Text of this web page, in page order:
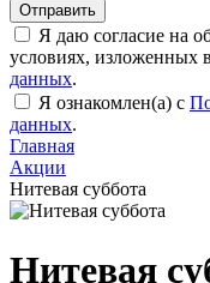
Отправить
Я даю согласие на
условиях, изложенных в
данных.
Я ознакомлен(а) с
данных.
Главная
Акции
Нитевая суббота
Нитевая